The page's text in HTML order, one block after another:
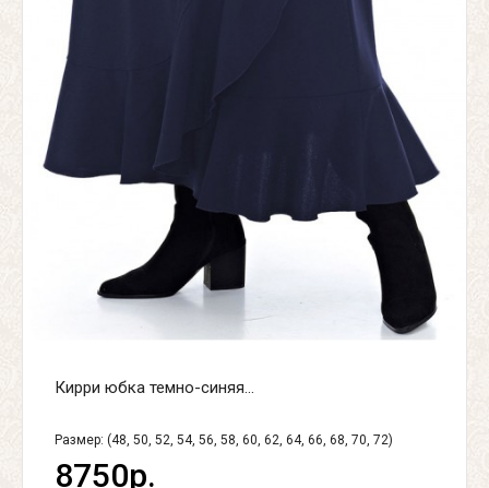
Кирри юбка темно-синяя...
Размер: (48, 50, 52, 54, 56, 58, 60, 62, 64, 66, 68, 70, 72)
8750р.